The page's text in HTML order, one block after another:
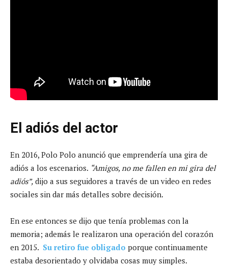
El adiós del actor
En 2016, Polo Polo anunció que emprendería una gira de
adiós a los escenarios. “Amigos, no me fallen en mi gira del
adiós”, dijo a sus seguidores a través de un video en redes
sociales sin dar más detalles sobre decisión.
En ese entonces se dijo que tenía problemas con la
memoria; además le realizaron una operación del corazón
en 2015. Su retiro fue obligado porque continuamente
estaba desorientado y olvidaba cosas muy simples.